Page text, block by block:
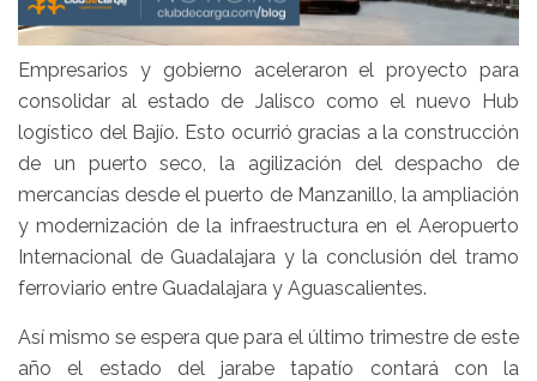
Empresarios y gobierno aceleraron el proyecto para
consolidar al estado de Jalisco como el nuevo Hub
logístico del Bajío. Esto ocurrió gracias a la construcción
de un puerto seco, la agilización del despacho de
mercancías desde el puerto de Manzanillo, la ampliación
y modernización de la infraestructura en el Aeropuerto
Internacional de Guadalajara y la conclusión del tramo
ferroviario entre Guadalajara y Aguascalientes.
Así mismo se espera que para el último trimestre de este
año el estado del jarabe tapatío contará con la